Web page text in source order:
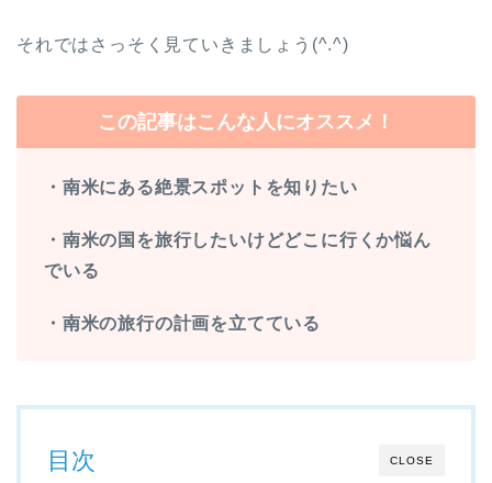
それではさっそく見ていきましょう(^.^)
この記事はこんな人にオススメ！
・南米にある絶景スポットを知りたい
・南米の国を旅行したいけどどこに行くか悩ん
でいる
・南米の旅行の計画を立てている
CLOSE
目次